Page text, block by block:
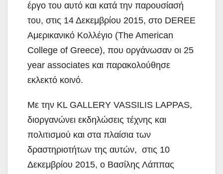
έργο του αυτό και κατά την παρουσίασή
του, στις 14 Δεκεμβρίου 2015, στο DEREE
Αμερικανικό Κολλέγιο (The American
College of Greece), που οργάνωσαν οι 25
year associates και παρακολούθησε
εκλεκτό κοινό.
Με την KL GALLERY VASSILIS LAPPAS,
διοργανώνει εκδηλώσεις τέχνης και
πολιτισμού και στα πλαίσια των
δραστηριοτήτων της αυτών, στις 10
Δεκεμβρίου 2015, ο Βασίλης Λάππας